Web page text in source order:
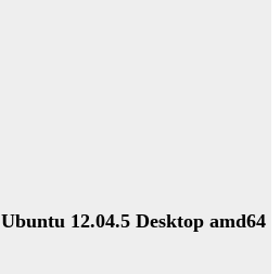
Ubuntu 12.04.5 Desktop amd64